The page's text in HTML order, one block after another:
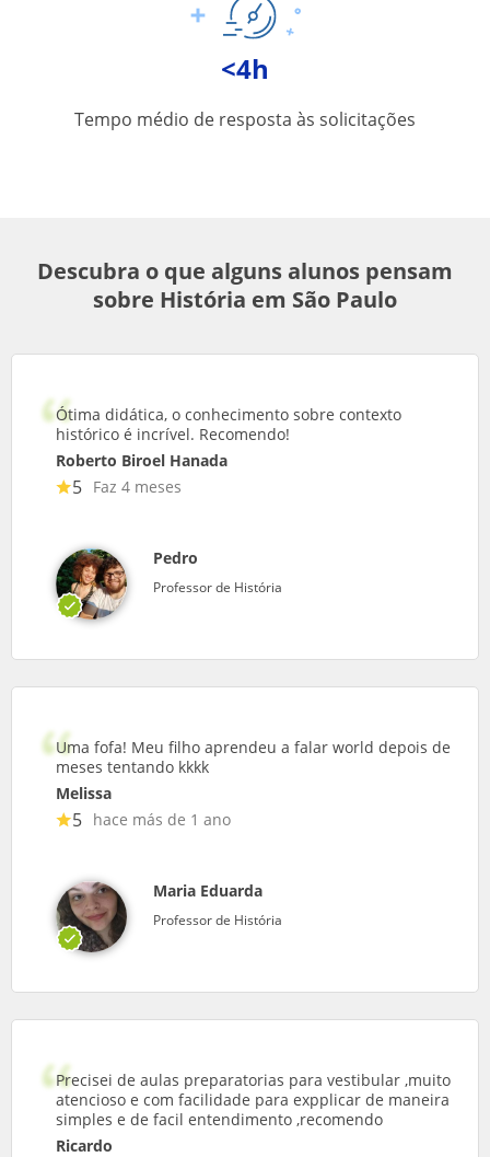
<4h
Tempo médio de resposta às solicitações
Descubra o que alguns alunos pensam
sobre História em São Paulo
Ótima didática, o conhecimento sobre contexto
histórico é incrível. Recomendo!
Roberto Biroel Hanada
5 Faz 4 meses
Pedro
Professor de História
Uma fofa! Meu filho aprendeu a falar world depois de
meses tentando kkkk
Melissa
5 hace más de 1 ano
Maria Eduarda
Professor de História
Precisei de aulas preparatorias para vestibular ,muito
atencioso e com facilidade para expplicar de maneira
simples e de facil entendimento ,recomendo
Ricardo